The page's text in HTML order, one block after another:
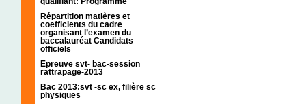
Répartition matières et
coefficients du cadre
organisant l’examen du
baccalauréat Candidats
officiels
Epreuve svt- bac-session
rattrapage-2013
Bac 2013:svt -sc ex, filière sc
physiques